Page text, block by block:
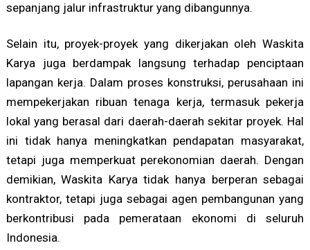
sepanjang jalur infrastruktur yang dibangunnya.
Selain itu, proyek-proyek yang dikerjakan oleh Waskita
Karya juga berdampak langsung terhadap penciptaan
lapangan kerja. Dalam proses konstruksi, perusahaan ini
mempekerjakan ribuan tenaga kerja, termasuk pekerja
lokal yang berasal dari daerah-daerah sekitar proyek. Hal
ini tidak hanya meningkatkan pendapatan masyarakat,
tetapi juga memperkuat perekonomian daerah. Dengan
demikian, Waskita Karya tidak hanya berperan sebagai
kontraktor, tetapi juga sebagai agen pembangunan yang
berkontribusi pada pemerataan ekonomi di seluruh
Indonesia.